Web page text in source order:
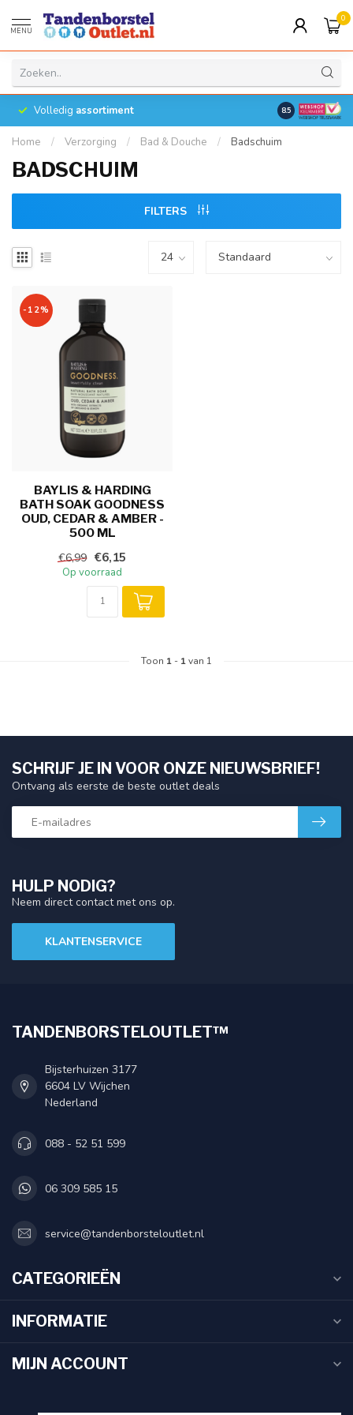
MENU
0
Volledig assortiment 8.5
Home / Verzorging / Bad & Douche / Badschuim
BADSCHUIM
FILTERS
-12%
BAYLIS & HARDING
BATH SOAK GOODNESS
OUD, CEDAR & AMBER -
500 ML
€6,99 €6,15
Op voorraad
Toon 1 - 1van 1
HULP NODIG?
Neem direct contact met ons op.
KLANTENSERVICE
SCHRIJF JE IN VOOR ONZE NIEUWSBRIEF!
Ontvang als eerste de beste outlet deals
TANDENBORSTELOUTLET™
Bijsterhuizen 3177
6604 LV Wijchen
Nederland
088 - 52 51 599
06 309 585 15
service@tandenborsteloutlet.nl
CATEGORIEËN
INFORMATIE
MIJN ACCOUNT